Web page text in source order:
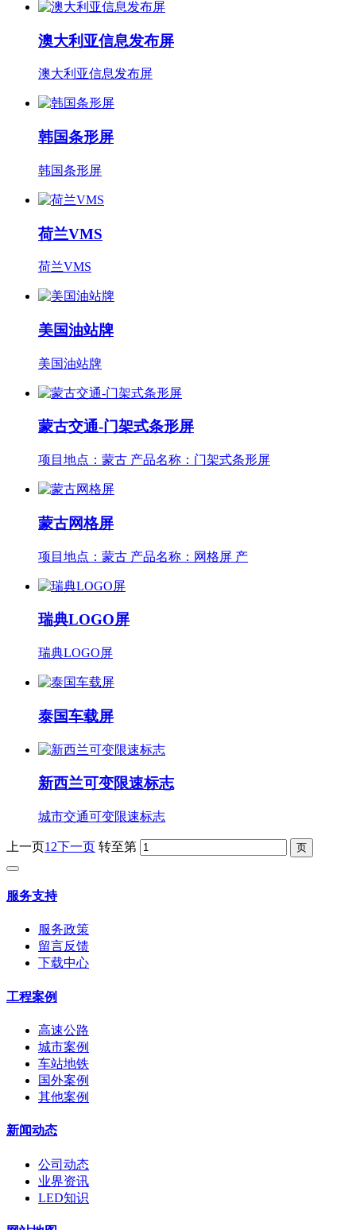
澳大利亚信息发布屏
澳大利亚信息发布屏
韩国条形屏
韩国条形屏
荷兰VMS
荷兰VMS
美国油站牌
美国油站牌
蒙古交通-门架式条形屏
项目地点：蒙古 产品名称：门架式条形屏
蒙古网格屏
项目地点：蒙古 产品名称：网格屏 产
瑞典LOGO屏
瑞典LOGO屏
泰国车载屏
新西兰可变限速标志
城市交通可变限速标志
上一页1 2下一页 转至第
服务支持
服务政策
留言反馈
下载中心
工程案例
高速公路
城市案例
车站地铁
国外案例
其他案例
新闻动态
公司动态
业界资讯
LED知识